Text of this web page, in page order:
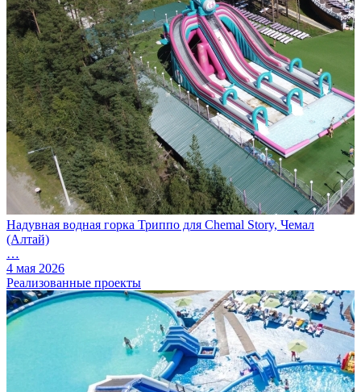
Надувная водная горка Триппо для Chemal Story, Чемал
(Алтай)
…
4 мая 2026
Реализованные проекты